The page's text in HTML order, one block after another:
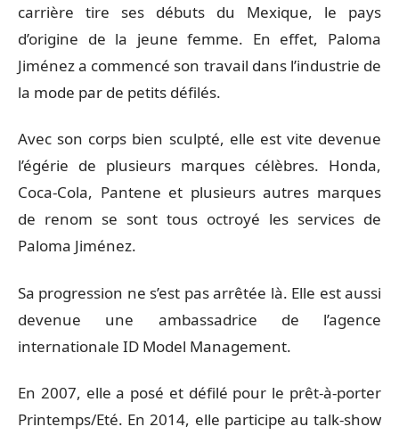
carrière tire ses débuts du Mexique, le pays
d’origine de la jeune femme. En effet, Paloma
Jiménez a commencé son travail dans l’industrie de
la mode par de petits défilés.
Avec son corps bien sculpté, elle est vite devenue
l’égérie de plusieurs marques célèbres. Honda,
Coca-Cola, Pantene et plusieurs autres marques
de renom se sont tous octroyé les services de
Paloma Jiménez.
Sa progression ne s’est pas arrêtée là. Elle est aussi
devenue une ambassadrice de l’agence
internationale ID Model Management.
En 2007, elle a posé et défilé pour le prêt-à-porter
Printemps/Eté. En 2014, elle participe au talk-show